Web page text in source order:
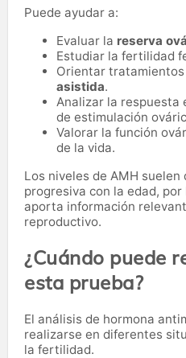
Puede ayudar a:
Evaluar la reserva
Estudiar la fertilidad
Orientar tratamientos
asistida.
Analizar la respuesta
de estimulación
Valorar la función
de la vida.
Los niveles de AMH
progresiva con la edad,
aporta información
reproductivo.
¿Cuándo puede
esta prueba?
El análisis de hormona
realizarse en diferentes
la fertilidad.